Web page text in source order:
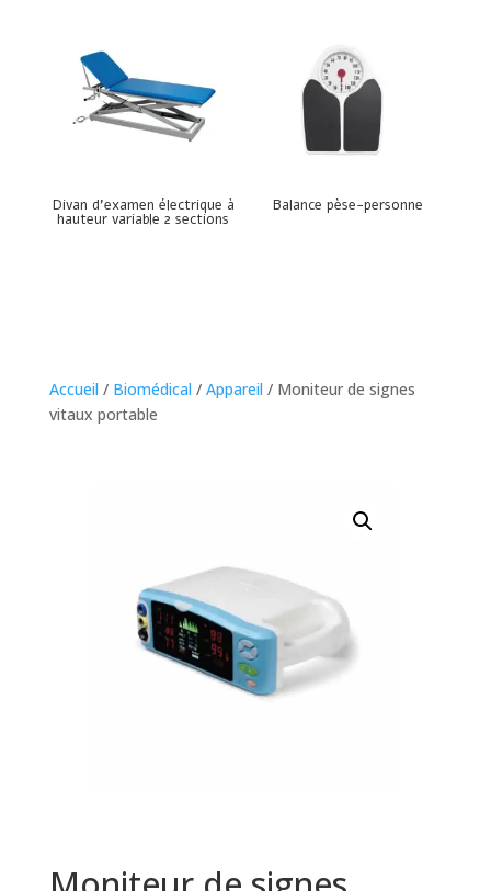
Divan d’examen électrique à
hauteur variable 2 sections
Balance pèse-personne
Accueil / Biomédical / Appareil / Moniteur de signes
vitaux portable